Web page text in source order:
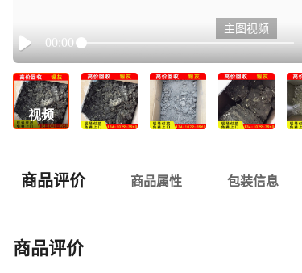
Play
00:00
主图视频
视频
商品评价 商品属性 包装信息
商品评价